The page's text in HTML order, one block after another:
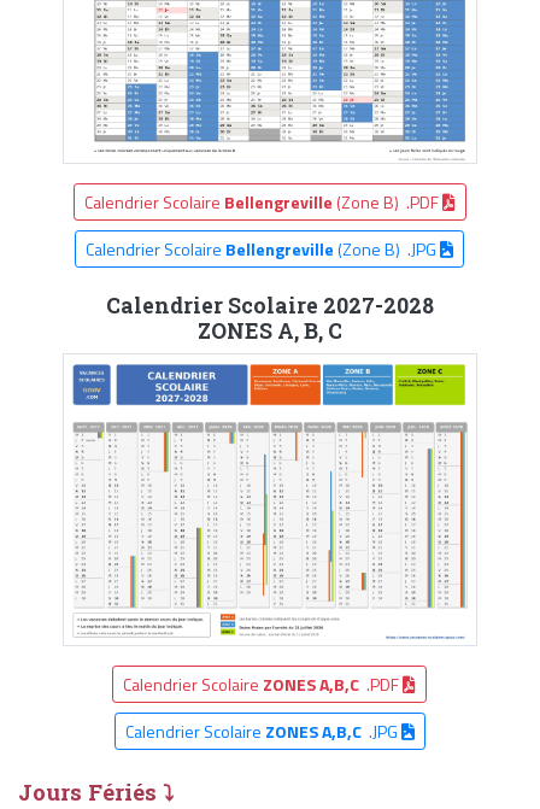
Calendrier Scolaire Bellengreville (Zone B) .PDF
Calendrier Scolaire Bellengreville(Zone B) .JPG
Calendrier Scolaire 2027-2028
ZONES A, B, C
Calendrier Scolaire ZONES A,B,C .PDF
Calendrier Scolaire ZONES A,B,C.JPG
Jours Fériés ⤵